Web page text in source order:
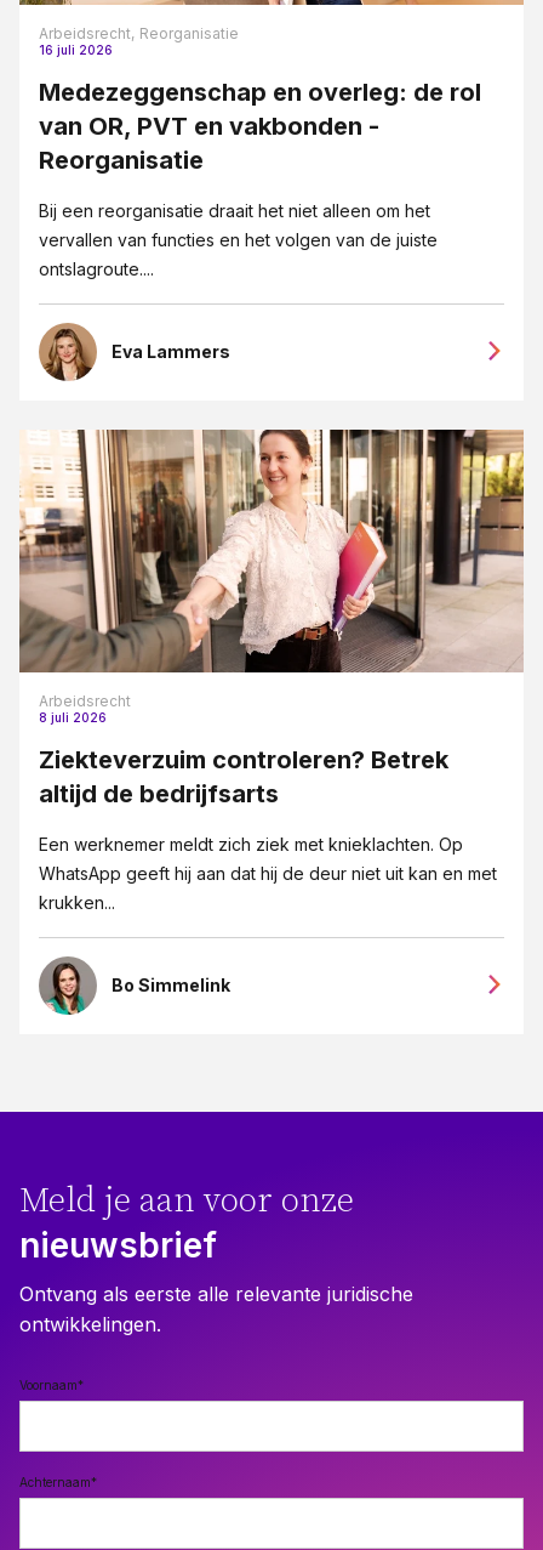
Arbeidsrecht, Reorganisatie
16 juli 2026
Medezeggenschap en overleg: de rol
van OR, PVT en vakbonden -
Reorganisatie
Bij een reorganisatie draait het niet alleen om het
vervallen van functies en het volgen van de juiste
ontslagroute....
Eva Lammers
Arbeidsrecht
8 juli 2026
Ziekteverzuim controleren? Betrek
altijd de bedrijfsarts
Een werknemer meldt zich ziek met knieklachten. Op
WhatsApp geeft hij aan dat hij de deur niet uit kan en met
krukken...
Bo Simmelink
Meld je aan voor onze
nieuwsbrief
Ontvang als eerste alle relevante juridische
ontwikkelingen.
Voornaam*
Achternaam*